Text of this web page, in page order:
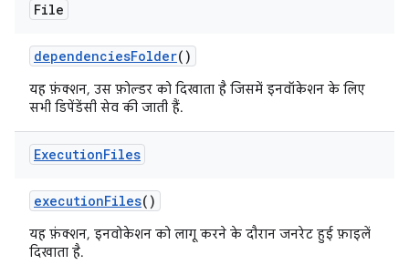
File
dependenciesFolder()
यह फ़ंक्शन, उस फ़ोल्डर को दिखाता है जिसमें इनवॉकेशन के लिए
सभी डिपेंडेंसी सेव की जाती हैं.
ExecutionFiles
executionFiles()
यह फ़ंक्शन, इनवोकेशन को लागू करने के दौरान जनरेट हुई फ़ाइलें
दिखाता है.